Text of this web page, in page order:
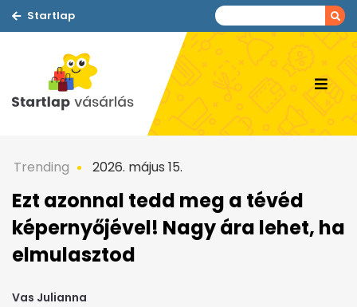
Startlap
Trending 2026. május 15.
Ezt azonnal tedd meg a tévéd
képernyőjével! Nagy ára lehet, ha
elmulasztod
Vas Julianna